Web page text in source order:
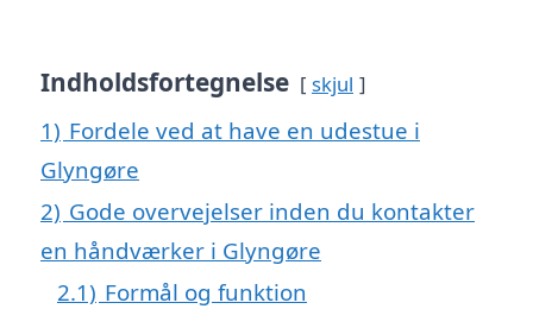
Indholdsfortegnelse skjul
1) Fordele ved at have en udestue i
Glyngøre
2) Gode overvejelser inden du kontakter
en håndværker i Glyngøre
2.1) Formål og funktion